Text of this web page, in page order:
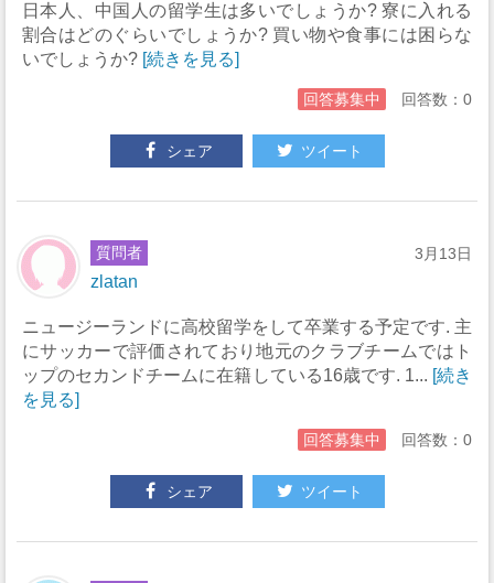
日本人、中国人の留学生は多いでしょうか? 寮に入れる
割合はどのぐらいでしょうか? 買い物や食事には困らな
いでしょうか? [続きを見る]
回答募集中 回答数：0
シェア ツイート
質問者
zlatan
3月13日
ニュージーランドに高校留学をして卒業する予定です. 主
にサッカーで評価されており地元のクラブチームではト
ップのセカンドチームに在籍している16歳です. 1... [続き
を見る]
回答募集中 回答数：0
シェア ツイート